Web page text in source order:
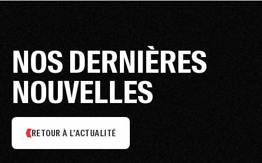
NOS DERNIÈRES
NOUVELLES
RETOUR À L’ACTUALITÉ